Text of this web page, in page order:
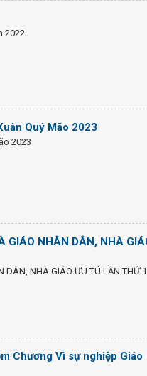
2022
Quý Mão 2023
2023
GIÁO NHÂN DÂN, NHÀ
DÂN, NHÀ GIÁO ƯU TÚ LẦN THỨ
Chương Vì sự nghiệp Giáo